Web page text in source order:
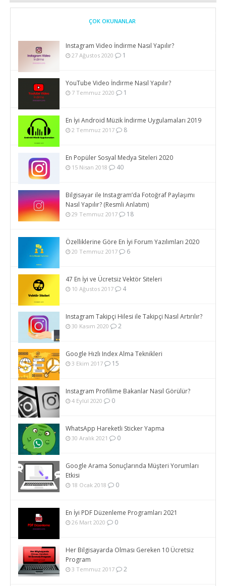
ÇOK OKUNANLAR
Instagram Video İndirme Nasıl Yapılır?
27 Ağustos 2020 1
YouTube Video İndirme Nasıl Yapılır?
7 Temmuz 2020 1
En İyi Android Müzik İndirme Uygulamaları 2019
2 Temmuz 2017 8
En Popüler Sosyal Medya Siteleri 2020
15 Nisan 2018 40
Bilgisayar ile Instagram’da Fotoğraf Paylaşımı
Nasıl Yapılır? (Resmli Anlatım)
29 Temmuz 2017 18
Özelliklerine Göre En İyi Forum Yazılımları 2020
20 Temmuz 2017 6
47 En İyi ve Ücretsiz Vektör Siteleri
10 Ağustos 2017 4
Instagram Takipçi Hilesi ile Takipçi Nasıl Artırılır?
30 Kasım 2020 2
Google Hızlı Index Alma Teknikleri
3 Ekim 2017 15
Instagram Profilime Bakanlar Nasıl Görülür?
4 Eylül 2020 0
WhatsApp Hareketli Sticker Yapma
30 Aralık 2021 0
Google Arama Sonuçlarında Müşteri Yorumları
Etkisi
18 Ocak 2018 0
En İyi PDF Düzenleme Programları 2021
26 Mart 2020 0
Her Bilgisayarda Olması Gereken 10 Ücretsiz
Program
3 Temmuz 2017 2